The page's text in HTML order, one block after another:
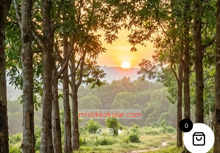
mistikkokular.com
0